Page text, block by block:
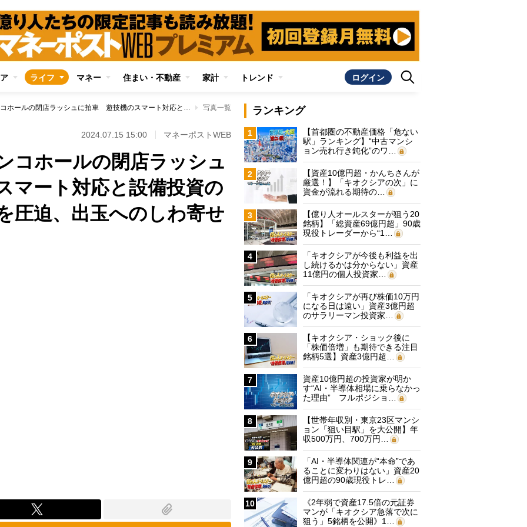
ライフ マネー 住まい・不動産 家計 トレンド ログイン
新紙幣導入でパチンコホールの閉店ラッシュに拍車 遊技機のスマート対応と設備投資の負担が重なり経営を圧迫、出玉へのしわ寄せも懸念 写真一覧
2024.07.15 15:00 マネーポストWEB
コホールの閉店ラッシュ
ート対応と設備投資の
圧迫、出玉へのしわ寄せ
ランキング
1
【首都圏の不動産価格「危ない
駅」ランキング】“中古マンシ
ョン売れ行き鈍化”のワ…
2
【資産10億円超・かんちさんが
厳選！】「キオクシアの次」に
資金が流れる期待の…
3
【億り人オールスターが狙う20
銘柄】「総資産69億円超」90歳
現役トレーダーから“1…
4
「キオクシアが今後も利益を出
し続けるかは分からない」資産
11億円の個人投資家…
5
「キオクシアが再び株価10万円
になる日は遠い」資産3億円超
のサラリーマン投資家…
6
【キオクシア・ショック後に
「株価倍増」も期待できる注目
銘柄5選】資産3億円超…
7
資産10億円超の投資家が明か
す“AI・半導体相場に乗らなかっ
た理由” フルポジショ…
8
【世帯年収別・東京23区マンシ
ョン「狙い目駅」を大公開】年
収500万円、700万円…
9
「AI・半導体関連が“本命”であ
ることに変わりはない」資産20
億円超の90歳現役トレ…
10
《2年弱で資産17.5倍の元証券
マンが「キオクシア急落で次に
狙う」5銘柄を公開》1…